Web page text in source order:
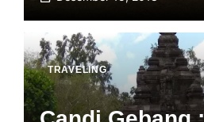
TRAVELING